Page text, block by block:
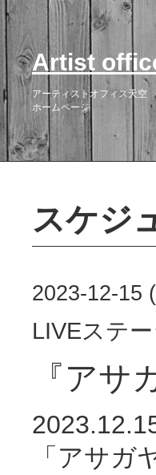
Artist
アーティストオフィス天空
ホームページ
スケジ
2023-12-15
LIVEステ
『ア
「アサガ